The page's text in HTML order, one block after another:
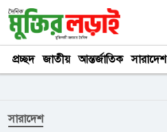
প্রচ্ছদ জাতীয় আন্তর্জাতিক সারাদেশ
সারাদেশ